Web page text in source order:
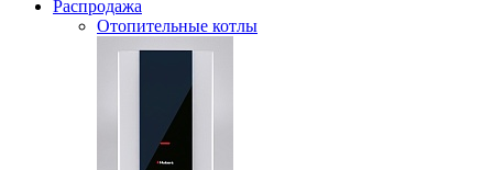
Распродажа
Отопительные котлы